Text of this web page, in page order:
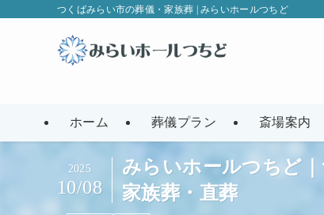
つくばみらい市の葬儀・家族葬 | みらいホールつちど
ホーム 葬儀プラン 斎場案内
みらいホールつちど
家族葬・直葬
2025
10/08